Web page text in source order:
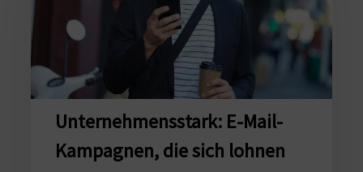
Kampagnen,
die
sich
lohnen
Unternehmensstark: E-Mail-
Kampagnen, die sich lohnen